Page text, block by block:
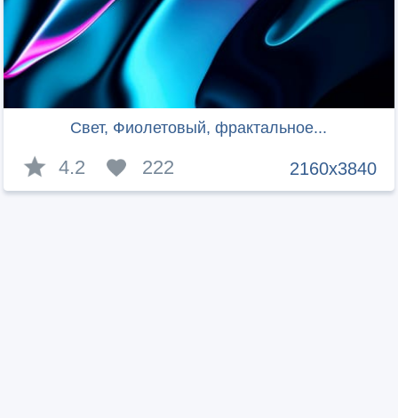
Свет, Фиолетовый, фрактальное...
2160x3840
4.2 222